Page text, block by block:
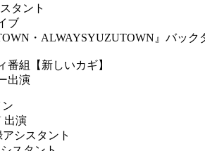
タント
ブ
』バックダ
番組【新しいカギ】
出演
出演
シスタント